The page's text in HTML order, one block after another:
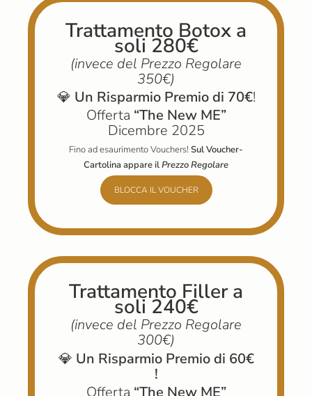
Trattamento Botox a
soli 280€
(invece del Prezzo Regolare
350€)
💎 Un Risparmio Premio di 70€!
Offerta “The New ME”
Dicembre 2025
Fino ad esaurimento Vouchers! Sul Voucher-
Cartolina appare ilPrezzo Regolare
BLOCCA IL VOUCHER
Trattamento Filler a
soli 240€
(invece del Prezzo Regolare
300€)
💎 Un Risparmio Premio di 60€
!
Offerta “The New ME”